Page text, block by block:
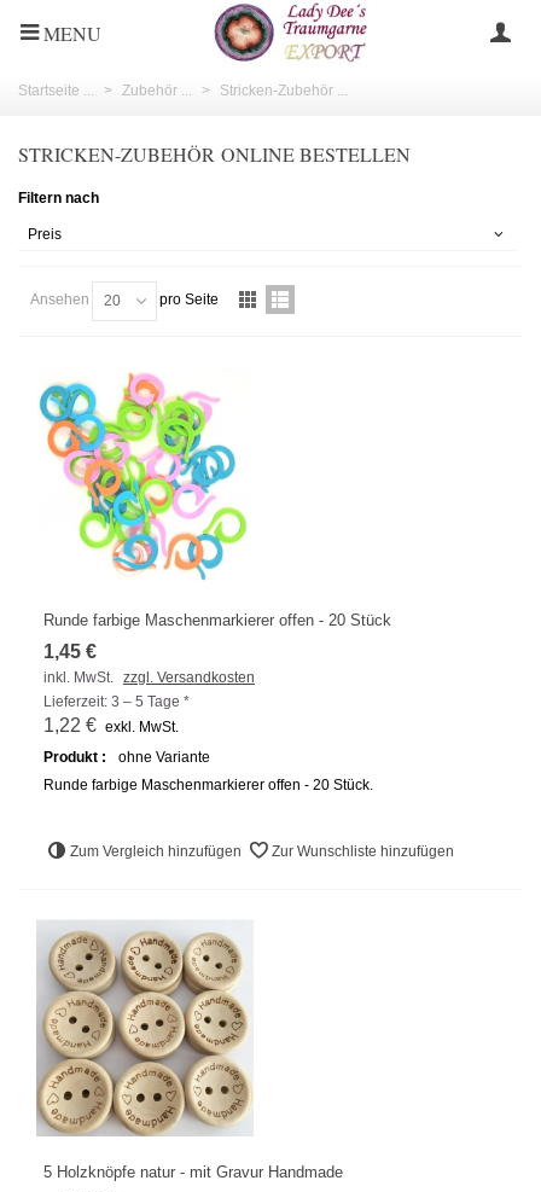
MENU
Startseite ... > Zubehör ... > Stricken-Zubehör ...
STRICKEN-ZUBEHÖR ONLINE BESTELLEN
Filtern nach
Preis
Ansehen 20 pro Seite
Runde farbige Maschenmarkierer offen - 20 Stück
1,45 €
inkl. MwSt. zzgl. Versandkosten
Lieferzeit: 3 – 5 Tage *
1,22 € exkl. MwSt.
Produkt :
ohne Variante
Runde farbige Maschenmarkierer offen - 20 Stück.
Zum Vergleich hinzufügen Zur Wunschliste hinzufügen
5 Holzknöpfe natur - mit Gravur Handmade